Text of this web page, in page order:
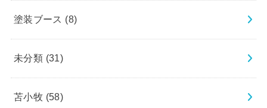
塗装ブース (8)
未分類 (31)
苫小牧 (58)